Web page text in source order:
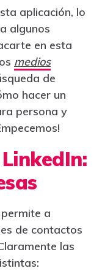
aplicación, lo
algunos
en esta
medios
de
hacer un
persona y
a
de contactos
las